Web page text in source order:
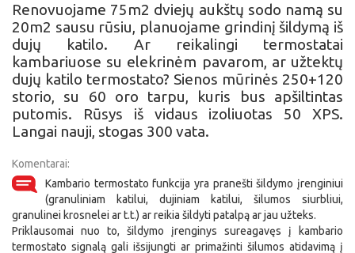
Renovuojame 75m2 dviejų aukštų sodo namą su
20m2 sausu rūsiu, planuojame grindinį šildymą iš
dujų katilo. Ar reikalingi termostatai
kambariuose su elekrinėm pavarom, ar užtektų
dujų katilo termostato? Sienos mūrinės 250+120
storio, su 60 oro tarpu, kuris bus apšiltintas
putomis. Rūsys iš vidaus izoliuotas 50 XPS.
Langai nauji, stogas 300 vata.
Komentarai:
Kambario termostato funkcija yra pranešti šildymo įrenginiui
(granuliniam katilui, dujiniam katilui, šilumos siurbliui,
granulinei krosnelei ar t.t.) ar reikia šildyti patalpą ar jau užteks.
Priklausomai nuo to, šildymo įrenginys sureagavęs į kambario
termostato signalą gali išsijungti ar primažinti šilumos atidavimą į